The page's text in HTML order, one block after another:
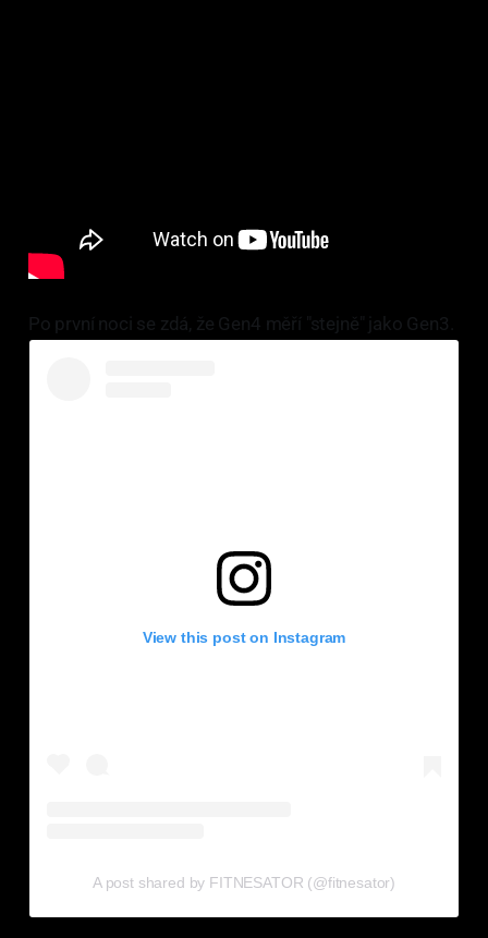
Po první noci se zdá, že Gen4 měří "stejně" jako Gen3.
View this post on Instagram
A post shared by FITNESATOR (@fitnesator)